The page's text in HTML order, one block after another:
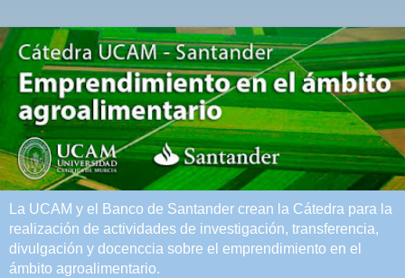
La UCAM y el Banco de Santander crean la Cátedra para la
realización de actividades de investigación, transferencia,
divulgación y docenccia sobre el emprendimiento en el
ámbito agroalimentario.